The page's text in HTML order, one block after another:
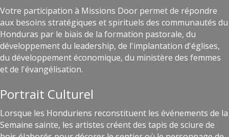
Votre participation à Missions Door permet de répondre
aux besoins stratégiques et spirituels des communautés du
Honduras par le biais de la formation pastorale, du
développement du leadership, de l'implantation d'églises,
du développement économique, du ministère des femmes
et de l'évangélisation.
Portrait Culturel
Lorsque les Honduriens reconstituent les événements de la
Semaine sainte, les artistes créent des tapis de sciure de